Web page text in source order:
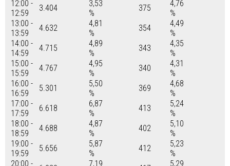
12:00 -
12:59
3.404
3,53
%
375
4,76
%
13:00 -
13:59
4.632
4,81
%
354
4,49
%
14:00 -
14:59
4.715
4,89
%
343
4,35
%
15:00 -
15:59
4.767
4,95
%
340
4,31
%
16:00 -
16:59
5.301
5,50
%
369
4,68
%
17:00 -
17:59
6.618
6,87
%
413
5,24
%
18:00 -
18:59
4.688
4,87
%
402
5,10
%
19:00 -
19:59
5.656
5,87
%
412
5,23
%
20:00 -
7,19
5,29